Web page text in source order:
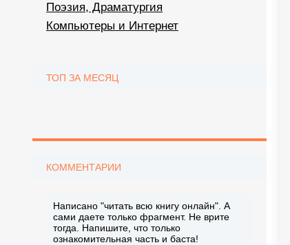
Поэзия, Драматургия
Компьютеры и Интернет
ТОП ЗА МЕСЯЦ
КОММЕНТАРИИ
Написано "читать всю книгу онлайн". А
сами даете только фрагмент. Не врите
тогда. Напишите, что только
ознакомительная часть и баста!